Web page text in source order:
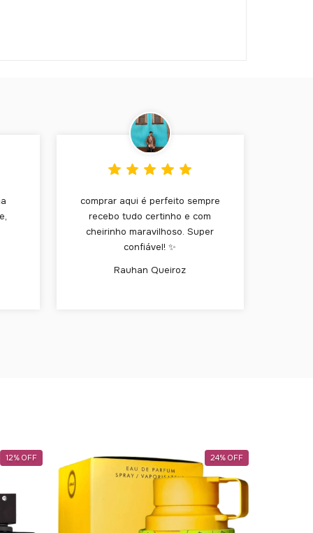
comprar aqui é perfeito sempre
recebo tudo certinho e com
cheirinho maravilhoso. Super
confiável! ✨
Rauhan Queiroz
12% OFF 24% OFF